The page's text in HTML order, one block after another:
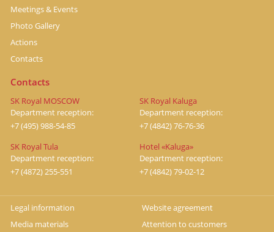
Meetings & Events
Photo Gallery
Actions
Contacts
Contacts
SK Royal MOSCOW
Department reception:
+7 (495) 988-54-85
SK Royal Kaluga
Department reception:
+7 (4842) 76-76-36
SK Royal Tula
Department reception:
+7 (4872) 255-551
Hotel «Kaluga»
Department reception:
+7 (4842) 79-02-12
Legal information
Media materials
Website agreement
Attention to customers